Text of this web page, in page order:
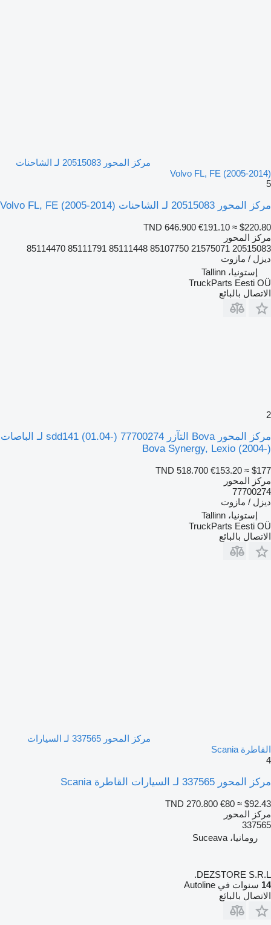
مركز المحور 20515083 لـ الشاحنات
Volvo FL, FE (2005-2014)
5
مركز المحور 20515083 لـ الشاحنات Volvo FL, FE (2005-2014)
TND 646.900 €191.10 ≈ $220.80
مركز المحور
20515083 21575071 85107750 85111448 85111791 85114470
ديزل / مازوت
إستونيا، Tallinn
TruckParts Eesti OÜ
الاتصال بالبائع
2
مركز المحور Bova التآزر sdd141 (01.04-) 77700274 لـ الباصات
Bova Synergy, Lexio (2004-)
TND 518.700 €153.20 ≈ $177
مركز المحور
77700274
ديزل / مازوت
إستونيا، Tallinn
TruckParts Eesti OÜ
الاتصال بالبائع
مركز المحور 337565 لـ السيارات
القاطرة Scania
4
مركز المحور 337565 لـ السيارات القاطرة Scania
TND 270.800 €80 ≈ $92.43
مركز المحور
337565
رومانيا، Suceava
DEZSTORE S.R.L.
14 سنوات في Autoline
الاتصال بالبائع